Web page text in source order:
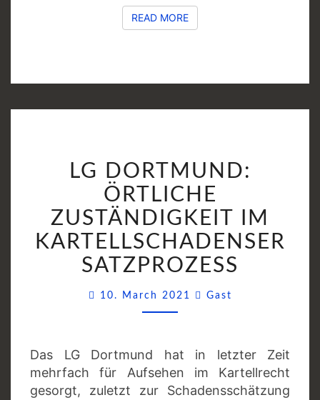
READ MOREREAD MORE
DORTMUND:
ÖRTLICHE
ZUSTÄNDIGKEIT
IM
LG DORTMUND:
ÖRTLICHE
ZUSTÄNDIGKEIT IM
KARTELLSCHADENSER
SATZPROZESS
10. March 2021 Gast
Das LG Dortmund hat in letzter Zeit
mehrfach für Aufsehen im Kartellrecht
gesorgt, zuletzt zur Schadensschätzung